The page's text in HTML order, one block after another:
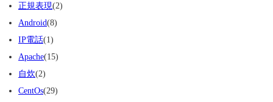
正規表現(2)
Android(8)
IP電話(1)
Apache(15)
自炊(2)
CentOs(29)